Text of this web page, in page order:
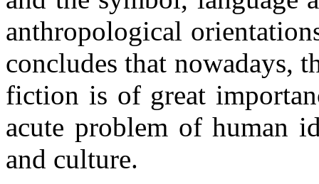
anthropological
concludes that nowadays,
fiction is of great
acute problem of human
and culture.